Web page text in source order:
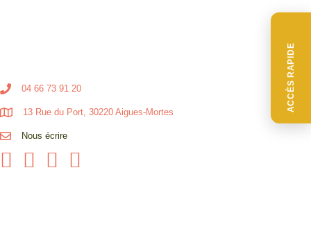
ACCÈS RAPIDE
04 66 73 91 20
13 Rue du Port, 30220 Aigues-Mortes
Nous écrire